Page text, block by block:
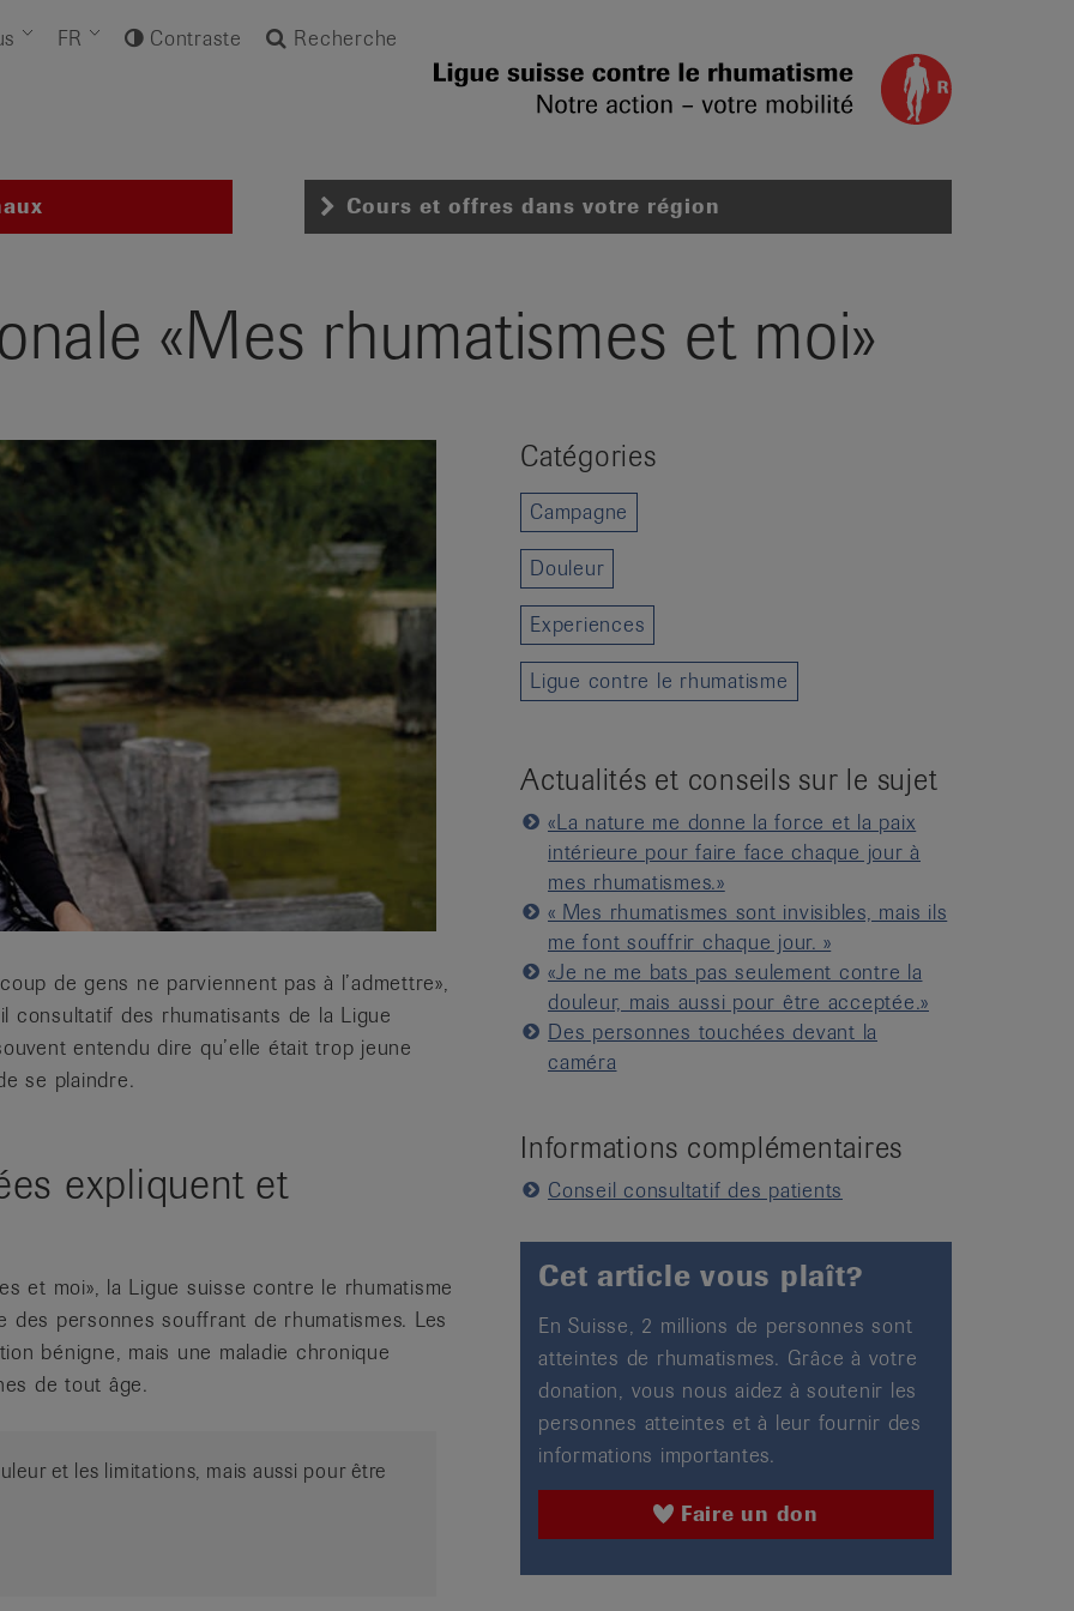
FR Contraste Recherche
Cours et offres dans votre région
«Mes rhumatismes et moi»
de gens ne parviennent pas à l’admettre»,
consultatif des rhumatisants de la Ligue
entendu dire qu’elle était trop jeune
se plaindre.
expliquent et
et moi», la Ligue suisse contre le rhumatisme
des personnes souffrant de rhumatismes. Les
bénigne, mais une maladie chronique
de tout âge.
et les limitations, mais aussi pour être
Catégories
Campagne
Douleur
Experiences
Ligue contre le rhumatisme
Actualités et conseils sur le sujet
«La nature me donne la force et la paix
intérieure pour faire face chaque jour à
mes rhumatismes.»
« Mes rhumatismes sont invisibles, mais ils
me font souffrir chaque jour. »
«Je ne me bats pas seulement contre la
douleur, mais aussi pour être acceptée.»
Des personnes touchées devant la
caméra
Informations complémentaires
Conseil consultatif des patients
Cet article vous plaît?
En Suisse, 2 millions de personnes sont
atteintes de rhumatismes. Grâce à votre
donation, vous nous aidez à soutenir les
personnes atteintes et à leur fournir des
informations importantes.
Faire un don